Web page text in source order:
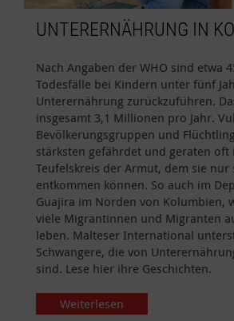
UNTERERNÄHRUNG IN
Nach Angaben der WHO sind etwa
Todesfälle bei Kindern unter fünf
Unterernährung zurückzuführen.
insgesamt 3,1 Millionen pro Jahr.
Bevölkerungsgruppen und
stärksten gefährdet und geraten oft
Teufelskreis der Armut, dem sie nur
entkommen können. So auch im
Guajira im Norden von Kolumbien,
viele Migrantinnen und Migranten
leben. Malteser International
Schwangere, die von
sind. Lese hier ihre Geschichten.
Weiterlesen